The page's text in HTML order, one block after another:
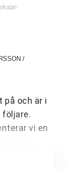
/
på och är i
följare.
vi en